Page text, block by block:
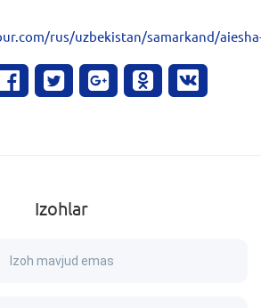
rus/uzbekistan/samarkand/
Izohlar
Izoh mavjud emas